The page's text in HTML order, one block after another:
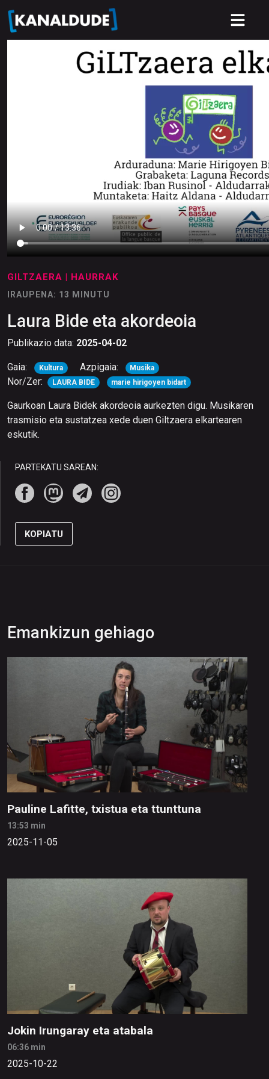
GILTZAERA | HAURRAK
IRAUPENA: 13 MINUTU
Laura Bide eta akordeoia
Publikazio data: 2025-04-02
Gaia: Kultura Azpigaia: Musika
Nor/Zer: LAURA BIDE marie hirigoyen bidart
Gaurkoan Laura Bidek akordeoia aurkezten digu. Musikaren
trasmisio eta sustatzea xede duen Giltzaera elkartearen
eskutik.
PARTEKATU SAREAN:
KOPIATU
Emankizun gehiago
Pauline Lafitte, txistua eta ttunttuna
13:53 min
2025-11-05
Jokin Irungaray eta atabala
06:36 min
2025-10-22